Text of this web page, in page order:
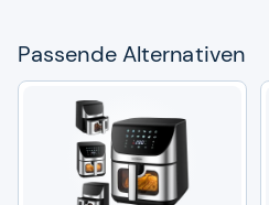
Pas­sende Alter­na­ti­ven